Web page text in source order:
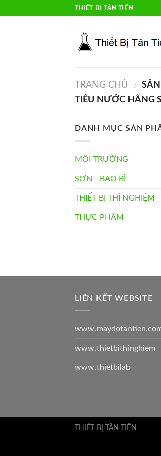
to
THIẾT BỊ TÂN TIẾN
TRANG CHỦ /
TIÊU NƯỚC HÃNG
DANH MỤC SẢN
MÔI TRƯỜNG
SƠN - BAO BÌ
THIẾT BỊ THÍ NGHIỆM
THỰC PHẨM
LIÊN KẾT WEBSITE
www.thietbithinghiem
www.thietbilab
THIẾT BỊ TÂN TIẾN